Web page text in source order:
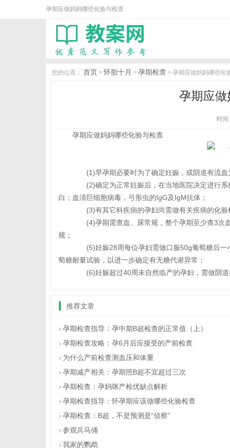
孕期应做妈妈哪些化验与检查
您的位置： 首页 >怀胎十月 > 孕期检查 > 孕期应做妈妈哪些化
孕期应
时
孕期应做妈妈哪些化验与检查
(1)早孕期必要时为了确定妊娠，或阴道有流血
(2)确定为正常妊娠后，在当地医院决定进行系
白；血清巨细胞病毒，弓形虫的IgG及IgM抗体；
(3)有其它科疾病的孕妇尚需做有关疾病的化验
(4)孕期需查血、尿常规，整个孕期至少查3次
规；
(5)妊娠28周每位孕妇需做口服50g葡萄糖后一
萄糖耐量试验，以进一步确定有无糖代谢异常；
(6)妊娠超过40周未自然临产的孕妇，需做阴道
推荐文章
孕期检查指导：孕中期B超检查的正常值（上）
孕期检查攻略：孕6月后应接受的产前检查
为什么产前检查测血压和体重
孕期减产相关：孕期照B超不宜超过三次
孕期检查：孕妈咪产检优缺点解析
孕期检查指导：怀孕期应该做哪些化验检查
孕期检查：B超，不是预测是“侦察”
参观兵马俑
我家的鹦鹉